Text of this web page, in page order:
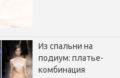
Из спальни на
подиум: платье-
комбинация